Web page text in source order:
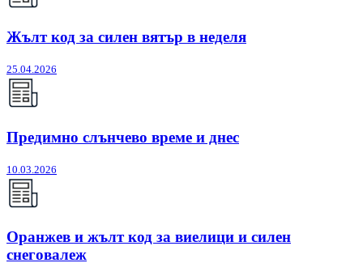
Жълт код за силен вятър в неделя
25.04.2026
Предимно слънчево време и днес
10.03.2026
Оранжев и жълт код за виелици и силен
снеговалеж